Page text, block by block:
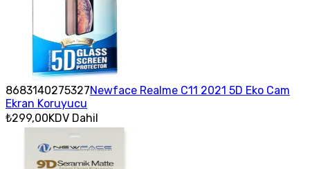
8683140275327Newface Realme C11 2021 5D Eko Cam
Ekran Koruyucu
₺299,00KDV Dahil